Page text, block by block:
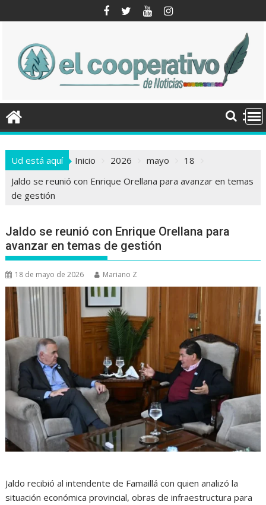
al
Ud está aquí Inicio 2026 mayo
18
Jaldo se reunió con Enrique Orellana para avanzar en temas
de gestión
Jaldo se reunió con Enrique Orellana para
avanzar en temas de gestión
18 de mayo de 2026 Mariano Z
Jaldo recibió al intendente de Famaillá con quien analizó la
situación económica provincial, obras de infraestructura para